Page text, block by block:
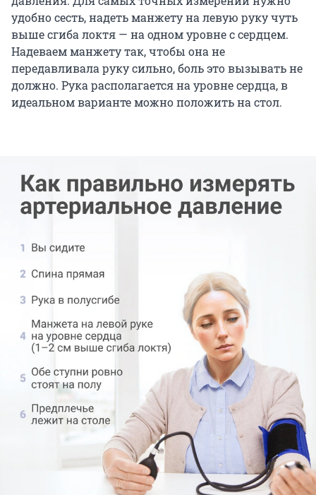
удобно сесть, надеть манжету на левую руку чуть
выше сгиба локтя — на одном уровне с сердцем.
Надеваем манжету так, чтобы она не
передавливала руку сильно, боль это вызывать не
должно. Рука располагается на уровне сердца, в
идеальном варианте можно положить на стол.